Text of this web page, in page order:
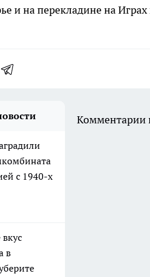
и на перекладине на
с 1940-х
в
Комментарии